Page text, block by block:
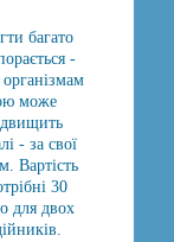
багато
-
може
- за свої
Вартість
30
для двох